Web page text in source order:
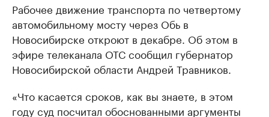
Рабочее движение транспорта по четвертому
автомобильному мосту через Обь в
Новосибирске откроют в декабре. Об этом в
эфире телеканала ОТС сообщил губернатор
Новосибирской области Андрей Травников.
«Что касается сроков, как вы знаете, в этом
году суд посчитал обоснованными аргументы